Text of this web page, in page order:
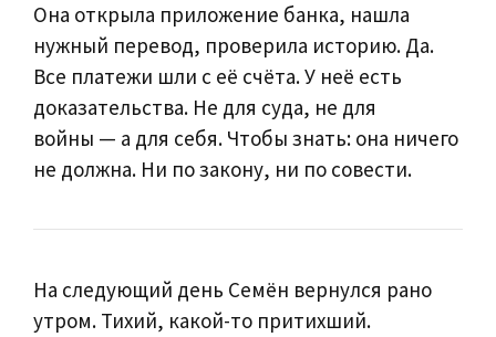
Она открыла приложение банка, нашла
нужный перевод, проверила историю. Да.
Все платежи шли с её счёта. У неё есть
доказательства. Не для суда, не для
войны — а для себя. Чтобы знать: она ничего
не должна. Ни по закону, ни по совести.
На следующий день Семён вернулся рано
утром. Тихий, какой-то притихший.